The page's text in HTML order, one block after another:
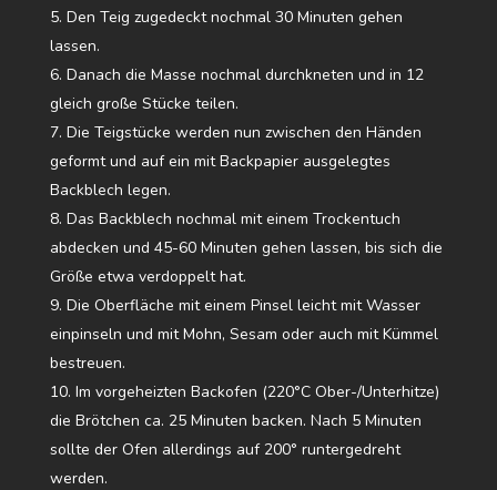
Den Teig zugedeckt nochmal 30 Minuten gehen
lassen.
Danach die Masse nochmal durchkneten und in 12
gleich große Stücke teilen.
Die Teigstücke werden nun zwischen den Händen
geformt und auf ein mit Backpapier ausgelegtes
Backblech legen.
Das Backblech nochmal mit einem Trockentuch
abdecken und 45-60 Minuten gehen lassen, bis sich die
Größe etwa verdoppelt hat.
Die Oberfläche mit einem Pinsel leicht mit Wasser
einpinseln und mit Mohn, Sesam oder auch mit Kümmel
bestreuen.
Im vorgeheizten Backofen (220°C Ober-/Unterhitze)
die Brötchen ca. 25 Minuten backen. Nach 5 Minuten
sollte der Ofen allerdings auf 200° runtergedreht
werden.